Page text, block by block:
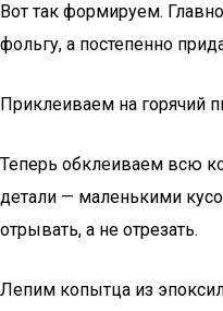
Вот так формируем.
фольгу, а постепенно
Приклеиваем на горячий
Теперь обклеиваем всю
детали — маленькими
отрывать, а не отрезать.
Лепим копытца из